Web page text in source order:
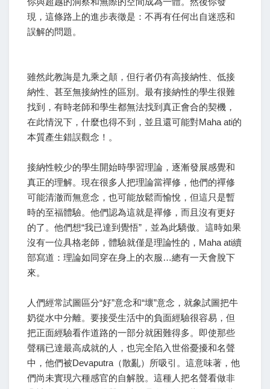
現，這條路上的進步表徵是：不再有任何出自迷惑和
誤解的問題。
雖然此教誨是九乘之顛，但行者仍有高接納性、低接
納性、甚至無接納性的區別。最有接納性的學生很難
找到，有時老師和學生都無法找到真正會合的契機，
在此情況下，什麼也得不到，並且還可能對Maha ati的
本質產生錯誤觀念！。
接納性較少的學生開始時學習理論，逐漸發展感覺和
真正的理解。現在很多人把理論當禪修，他們的禪修
可能清澈而無意念，也可能放鬆而愉悅，但這只是暫
時的至福體驗。他們認為這就是禪修，而且沒有更好
的了。他們想“我已達到覺悟”，並為此驕傲。這時如果
沒有一位具格老師，體驗就僅是理論性的，Maha ati續
部寫道：理論如同穿在身上的衣服…總有一天會脫下
來。
人們經常試圖區分“好”意念和“壞”意念，就象試圖把牛
奶從水中分離。要接受生活中的負面經驗很容易，但
把正面經驗看作道路的一部分就困難得多。即使那些
聲稱已達最高成就的人，也完全陷入世俗憂擾和名聲
中，他們被Devaputra（散亂）所吸引。這意味著，他
們尚未實現六種感官的自解脫。這種人把名聲看做非